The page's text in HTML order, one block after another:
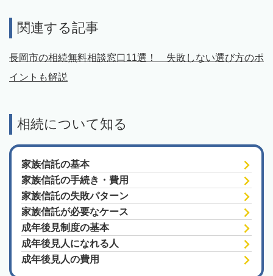
関連する記事
長岡市の相続無料相談窓口11選！ 失敗しない選び方のポ
イントも解説
相続について知る
家族信託の基本
家族信託の手続き・費用
家族信託の失敗パターン
家族信託が必要なケース
成年後見制度の基本
成年後見人になれる人
成年後見人の費用